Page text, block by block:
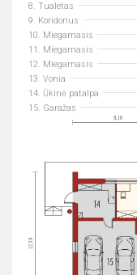
8. Tualetas
9. Koridorius
10. Miegamasis
11. Miegamasis
12. Miegamasis
13. Vonia
14. Ūkinė patalpa
15. Garažas